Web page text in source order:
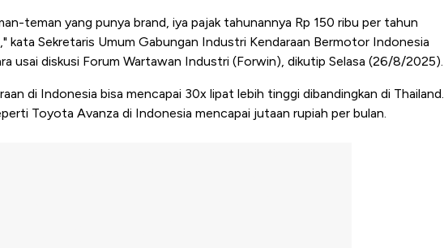
teman yang punya brand, iya pajak tahunannya Rp 150 ribu per tahun
kata Sekretaris Umum Gabungan Industri Kendaraan Bermotor Indonesia
usai diskusi Forum Wartawan Industri (Forwin), dikutip Selasa (26/8/2025).
di Indonesia bisa mencapai 30x lipat lebih tinggi dibandingkan di Thailand.
Toyota Avanza di Indonesia mencapai jutaan rupiah per bulan.